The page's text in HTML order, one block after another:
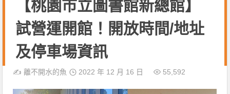
【桃園市立圖書館新總館】
試營運開館！開放時間/地址
及停車場資訊
✍️離不開水的魚 2022 年 12 月 16 日 55,592